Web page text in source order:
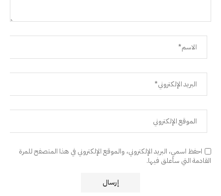
احفظ اسمي، البريد الإلكتروني، والموقع الإلكتروني في هذا المتصفح للمرة
القادمة التي سأعلق فيها.